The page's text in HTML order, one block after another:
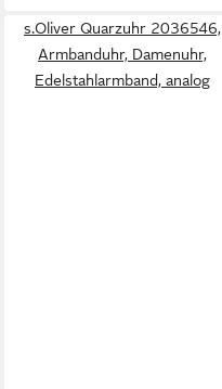
s.Oliver Quarzuhr 2036546,
Armbanduhr, Damenuhr,
Edelstahlarmband, analog